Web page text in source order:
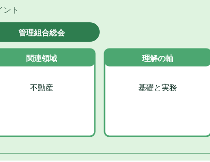
ント
管理組合総会
関連領域
不動産
理解の軸
基礎と実務